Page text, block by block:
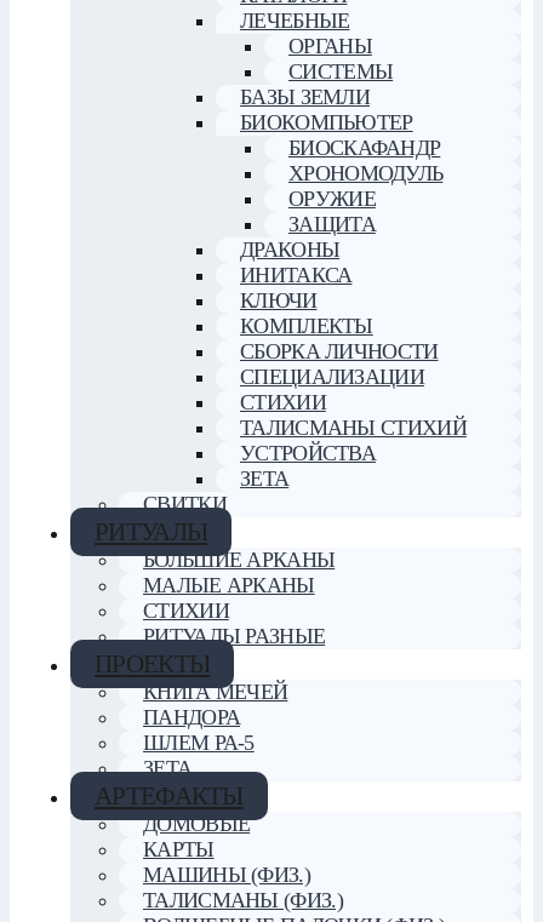
ЛЕЧЕБНЫЕ
ОРГАНЫ
СИСТЕМЫ
БАЗЫ ЗЕМЛИ
БИОКОМПЬЮТЕР
БИОСКАФАНДР
ХРОНОМОДУЛЬ
ОРУЖИЕ
ЗАЩИТА
ДРАКОНЫ
ИНИТАКСА
КЛЮЧИ
КОМПЛЕКТЫ
СБОРКА ЛИЧНОСТИ
СПЕЦИАЛИЗАЦИИ
СТИХИИ
ТАЛИСМАНЫ СТИХИЙ
УСТРОЙСТВА
ЗЕТА
СВИТКИ
РИТУАЛЫ
БОЛЬШИЕ АРКАНЫ
МАЛЫЕ АРКАНЫ
СТИХИИ
РИТУАЛЫ РАЗНЫЕ
ПРОЕКТЫ
КНИГА МЕЧЕЙ
ПАНДОРА
ШЛЕМ РА-5
ЗЕТА
АРТЕФАКТЫ
ДОМОВЫЕ
КАРТЫ
МАШИНЫ (ФИЗ.)
ТАЛИСМАНЫ (ФИЗ.)